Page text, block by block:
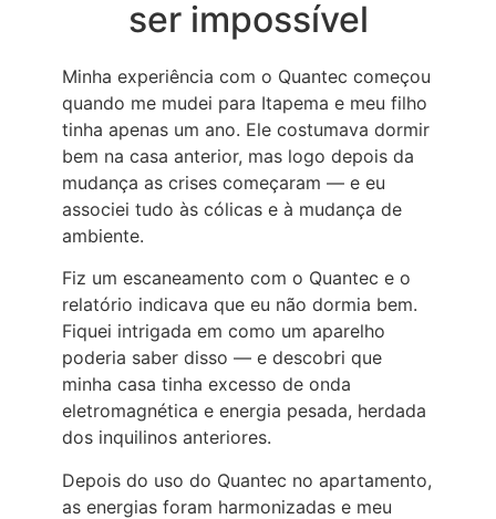
ser impossível
Minha experiência com o Quantec começou
quando me mudei para Itapema e meu filho
tinha apenas um ano. Ele costumava dormir
bem na casa anterior, mas logo depois da
mudança as crises começaram — e eu
associei tudo às cólicas e à mudança de
ambiente.
Fiz um escaneamento com o Quantec e o
relatório indicava que eu não dormia bem.
Fiquei intrigada em como um aparelho
poderia saber disso — e descobri que
minha casa tinha excesso de onda
eletromagnética e energia pesada, herdada
dos inquilinos anteriores.
Depois do uso do Quantec no apartamento,
as energias foram harmonizadas e meu